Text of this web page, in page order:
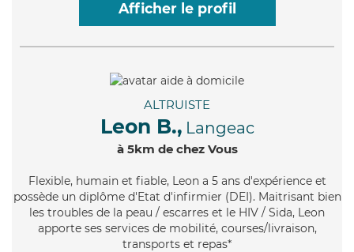
Afficher le profil
ALTRUISTE
Leon B., Langeac
à 5km de chez Vous
Flexible, humain et fiable, Leon a 5 ans d'expérience et
possède un diplôme d'Etat d'infirmier (DEI). Maitrisant bien
les troubles de la peau / escarres et le HIV / Sida, Leon
apporte ses services de mobilité, courses/livraison,
transports et repas*